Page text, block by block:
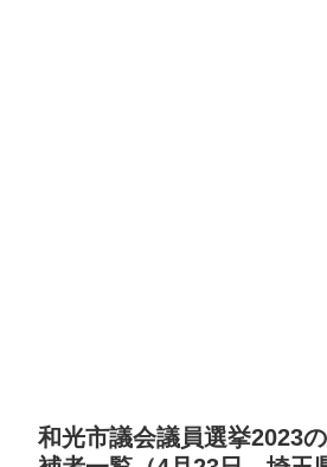
和光市議会議員選挙2023